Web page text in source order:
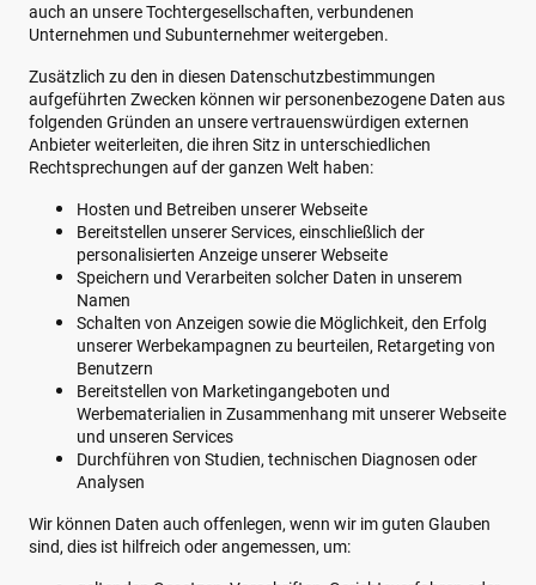
auch an unsere Tochtergesellschaften, verbundenen
Unternehmen und Subunternehmer weitergeben.
Zusätzlich zu den in diesen Datenschutzbestimmungen
aufgeführten Zwecken können wir personenbezogene Daten aus
folgenden Gründen an unsere vertrauenswürdigen externen
Anbieter weiterleiten, die ihren Sitz in unterschiedlichen
Rechtsprechungen auf der ganzen Welt haben:
Hosten und Betreiben unserer Webseite
Bereitstellen unserer Services, einschließlich der
personalisierten Anzeige unserer Webseite
Speichern und Verarbeiten solcher Daten in unserem
Namen
Schalten von Anzeigen sowie die Möglichkeit, den Erfolg
unserer Werbekampagnen zu beurteilen, Retargeting von
Benutzern
Bereitstellen von Marketingangeboten und
Werbematerialien in Zusammenhang mit unserer Webseite
und unseren Services
Durchführen von Studien, technischen Diagnosen oder
Analysen
Wir können Daten auch offenlegen, wenn wir im guten Glauben
sind, dies ist hilfreich oder angemessen, um: